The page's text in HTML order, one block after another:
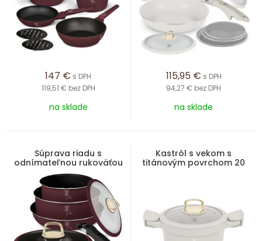
147 € s DPH
119,51 € bez DPH
na sklade
115,95 € s DPH
94,27 € bez DPH
na sklade
Súprava riadu s
odnímateľnou rukoväťou
9 ks Leonardo Collection
Kastról s vekom s
titánovým povrchom 20